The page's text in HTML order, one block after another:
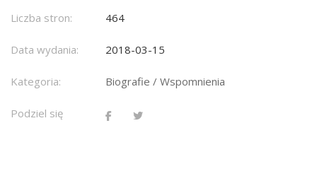
Liczba stron: 464
Data wydania: 2018-03-15
Kategoria: Biografie / Wspomnienia
Podziel się